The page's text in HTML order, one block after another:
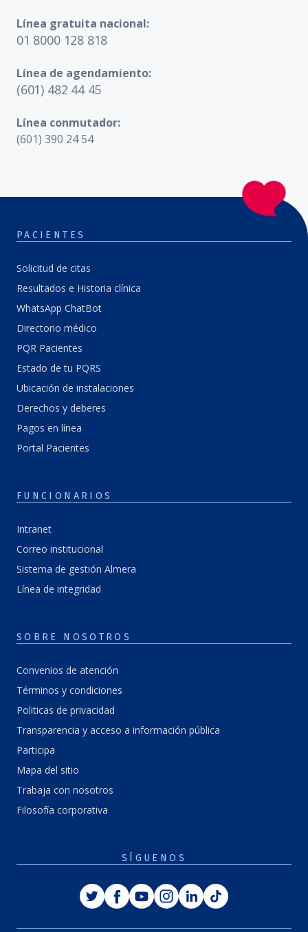
Línea gratuita nacional:
01 8000 128 818
Línea de agendamiento:
(601) 482 44 45
Línea conmutador:
(601) 390 24 54
PACIENTES
Solicitud de citas
Resultados e Historia clínica
WhatsApp ChatBot
Directorio médico
PQR Pacientes
Estado de tu PQRS
Ubicación de instalaciones
Derechos y deberes
Pagos en línea
Portal Pacientes
FUNCIONARIOS
Intranet
Correo institucional
Sistema de gestión Almera
Línea de integridad
SOBRE NOSOTROS
Convenios de atención
Términos y condiciones
Politicas de privacidad
Transparencia y acceso a información pública
Participa
Mapa del sitio
Trabaja con nosotros
Filosofía corporativa
SÍGUENOS
TwitterFacebook
YoutubeInstagram
LinkedinTiktok